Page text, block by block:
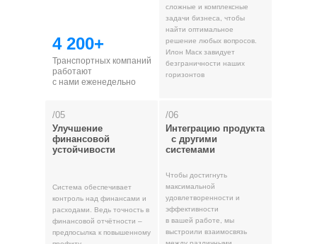
4 200+
Транспортных компаний
работают
с нами еженедельно
сложные и комплексные
задачи бизнеса, чтобы
найти оптимальное
решение любых вопросов.
Илон Маск завидует
безграничности наших
горизонтов
/05
Улучшение
финансовой
устойчивости
Система обеспечивает
контроль над финансами и
расходами. Ведь точность в
финансовой отчётности –
предпосылка к повышенному
/06
Интеграцию продукта
с другими
системами
Чтобы достигнуть
максимальной
удовлетворенности и
эффективности
в вашей работе, мы
выстроили взаимосвязь